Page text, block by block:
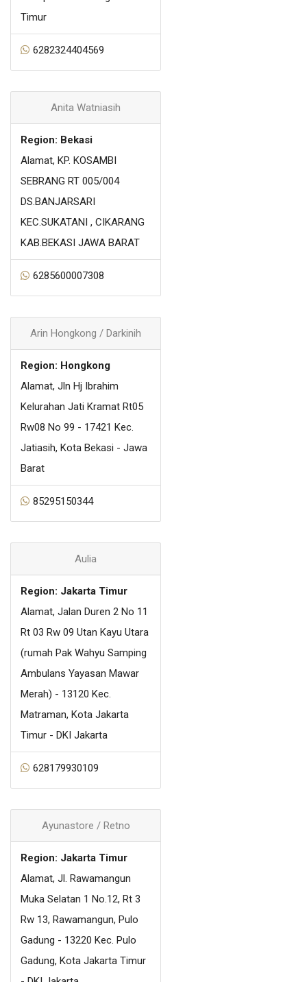
Timur
6282324404569
Anita Watniasih
Region: Bekasi
Alamat, KP. KOSAMBI
SEBRANG RT 005/004
DS.BANJARSARI
KEC.SUKATANI , CIKARANG
KAB.BEKASI JAWA BARAT
6285600007308
Arin Hongkong / Darkinih
Region: Hongkong
Alamat, Jln Hj Ibrahim
Kelurahan Jati Kramat Rt05
Rw08 No 99 - 17421 Kec.
Jatiasih, Kota Bekasi - Jawa
Barat
85295150344
Aulia
Region: Jakarta Timur
Alamat, Jalan Duren 2 No 11
Rt 03 Rw 09 Utan Kayu Utara
(rumah Pak Wahyu Samping
Ambulans Yayasan Mawar
Merah) - 13120 Kec.
Matraman, Kota Jakarta
Timur - DKI Jakarta
628179930109
Ayunastore / Retno
Region: Jakarta Timur
Alamat, Jl. Rawamangun
Muka Selatan 1 No.12, Rt 3
Rw 13, Rawamangun, Pulo
Gadung - 13220 Kec. Pulo
Gadung, Kota Jakarta Timur